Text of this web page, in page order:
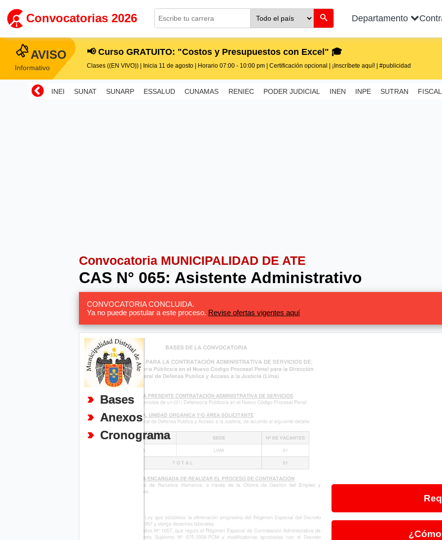
Convocatorias 2026 Departamento
AVISO
Informativo
📢 Curso GRATUITO: "Costos y Presupuestos con Excel" 🎓
Clases ((EN VIVO)) | Inicia 11 de agosto | Horario 07:00 - 10:00 pm | Certificación opcional | ¡Inscríbete aquí! | #publicidad
INEI SUNAT SUNARP ESSALUD CUNAMAS RENIEC PODER JUDICIAL INEN INPE SUTRAN
Convocatoria MUNICIPALIDAD DE ATE
CAS N° 065: Asistente Administrativo
CONVOCATORIA CONCLUIDA.
Ya no puede postular a este proceso. Revise ofertas vigentes aquí
Bases
Anexos
Cronograma